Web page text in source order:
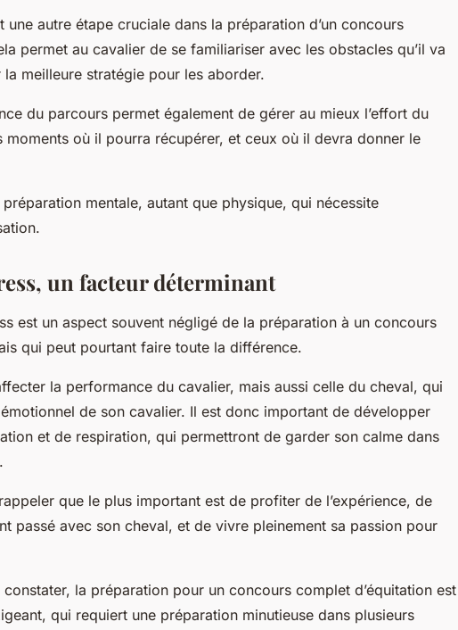
autre étape cruciale dans la préparation d’un concours
permet au cavalier de se familiariser avec les obstacles qu’il va
meilleure stratégie pour les aborder.
du parcours permet également de gérer au mieux l’effort du
moments où il pourra récupérer, et ceux où il devra donner le
préparation mentale, autant que physique, qui nécessite
un facteur déterminant
est un aspect souvent négligé de la préparation à un concours
qui peut pourtant faire toute la différence.
la performance du cavalier, mais aussi celle du cheval, qui
émotionnel de son cavalier. Il est donc important de développer
et de respiration, qui permettront de garder son calme dans
que le plus important est de profiter de l’expérience, de
passé avec son cheval, et de vivre pleinement sa passion pour
la préparation pour un concours complet d’équitation est
qui requiert une préparation minutieuse dans plusieurs